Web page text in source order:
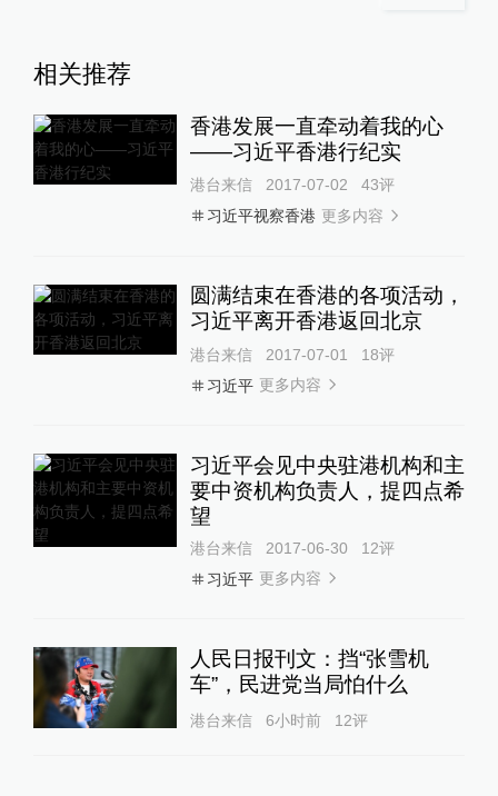
相关推荐
香港发展一直牵动着我的心
——习近平香港行纪实
港台来信 2017-07-02 43评
习近平视察香港 更多内容
圆满结束在香港的各项活动，
习近平离开香港返回北京
港台来信 2017-07-01 18评
习近平 更多内容
习近平会见中央驻港机构和主
要中资机构负责人，提四点希
望
港台来信 2017-06-30 12评
习近平 更多内容
人民日报刊文：挡“张雪机
车”，民进党当局怕什么
港台来信 6小时前 12评